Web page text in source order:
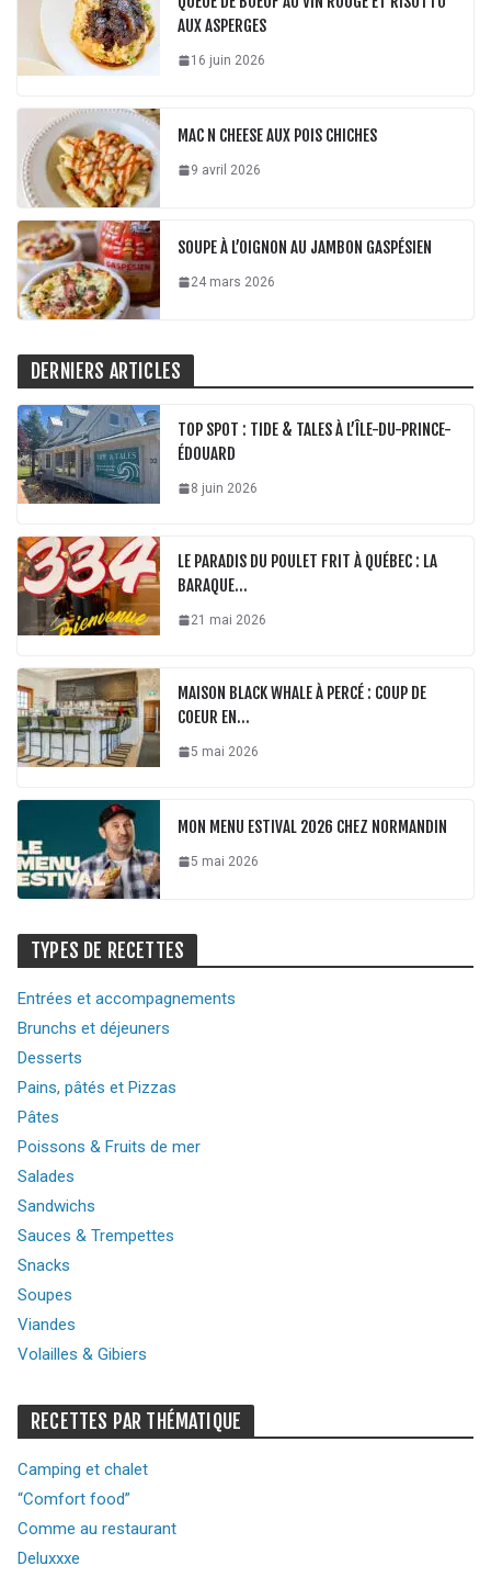
AUX ASPERGES
16 juin 2026
MAC N CHEESE AUX POIS CHICHES
9 avril 2026
SOUPE À L’OIGNON AU JAMBON GASPÉSIEN
24 mars 2026
DERNIERS ARTICLES
TOP SPOT : TIDE & TALES À L’ÎLE-DU-PRINCE-
ÉDOUARD
8 juin 2026
LE PARADIS DU POULET FRIT À QUÉBEC : LA
BARAQUE…
21 mai 2026
MAISON BLACK WHALE À PERCÉ : COUP DE
COEUR EN…
5 mai 2026
MON MENU ESTIVAL 2026 CHEZ NORMANDIN
5 mai 2026
TYPES DE RECETTES
Entrées et accompagnements
Brunchs et déjeuners
Desserts
Pains, pâtés et Pizzas
Pâtes
Poissons & Fruits de mer
Salades
Sandwichs
Sauces & Trempettes
Snacks
Soupes
Viandes
Volailles & Gibiers
RECETTES PAR THÉMATIQUE
Camping et chalet
“Comfort food”
Comme au restaurant
Deluxxxe